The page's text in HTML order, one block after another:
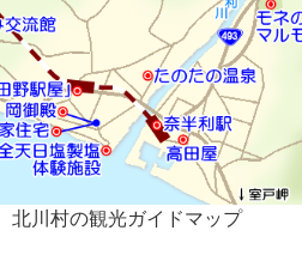
北川村の観光ガイドマップ